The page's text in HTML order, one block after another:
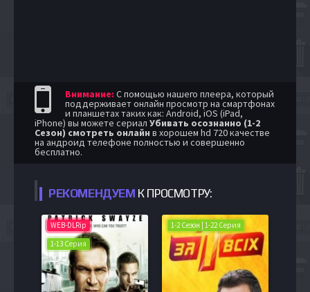
Внимание: С помощью нашего плеера, который
поддерживает онлайн просмотр на смартфонах
и планшетах таких как: Android, iOS (iPad,
iPhone) вы можете сериал Убивать осознанно (1-2
Сезон) смотреть онлайн в хорошем hd 720 качестве
на андроид телефоне полностью и совершенно
бесплатно.
РЕКОМЕНДУЕМ К ПРОСМОТРУ:
WEB-DLRip
1-13 Серия
1-2 Сезон | 1-22 Серия